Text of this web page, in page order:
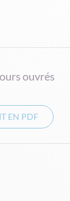
ouvrés
EN PDF